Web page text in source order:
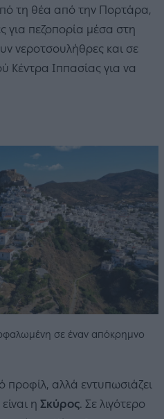
τη θέα από την Πορτάρα,
για πεζοπορία μέσα στη
νεροτσουλήθρες και σε
Κέντρα Ιππασίας για να
σε έναν απόκρημνο
προφίλ, αλλά εντυπωσιάζει
η Σκύρος. Σε λιγότερο